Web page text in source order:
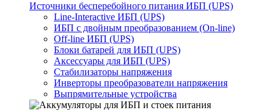
Источники бесперебойного питания ИБП (UPS)
Line-Interactive ИБП (UPS)
ИБП с двойным преобразованием (On-line)
Off-line ИБП (UPS)
Блоки батарей для ИБП (UPS)
Аксессуары для ИБП (UPS)
Стабилизаторы напряжения
Инверторы преобразователи напряжения
Выпрямительные устройства